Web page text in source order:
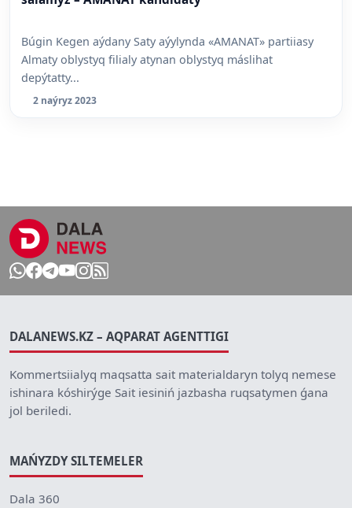
Búgin Kegen aýdany Saty aýylynda «AMANAT» partiiasy
Almaty oblystyq filialy atynan oblystyq máslihat
depýtatty...
2 naýryz 2023
DALANEWS.KZ – AQPARAT AGENTTIGI
Kommertsiialyq maqsatta sait materialdaryn tolyq nemese
ishinara kóshirýge Sait iesiniń jazbasha ruqsatymen ǵana
jol beriledi.
MAŃYZDY SILTEMELER
Dala 360